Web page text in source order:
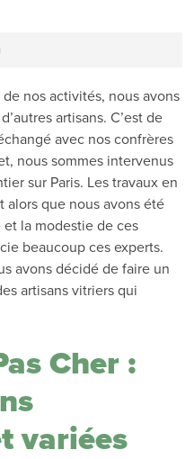
nos activités, nous avons
artisans. C’est de
avec nos confrères
nous sommes intervenus
sur Paris. Les travaux en
alors que nous avons été
la modestie de ces
beaucoup ces experts.
avons décidé de faire un
artisans vitriers qui
Cher :
variées